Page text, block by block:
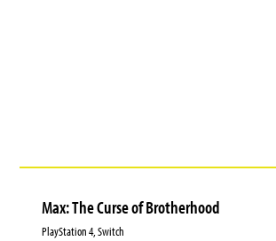
Max: The Curse of Brotherhood
PlayStation 4, Switch